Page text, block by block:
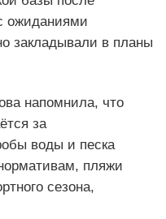
ожиданиями
закладывали в планы
напомнила, что
за
воды и песка
пляжи
сезона,